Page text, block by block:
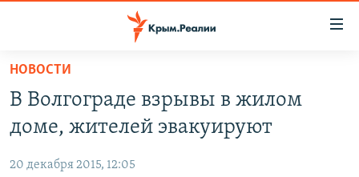
Вернуться
основному
содержанию
СПЕЦПРОЕКТЫ
КАРТА ВОЕННЫХ ОБЪЕКТОВ КРЫМА
ИСТОРИЯ
НОВОСТИ
В Волгограде взрывы в жилом
доме, жителей эвакуируют
20 декабря 2015, 12:05